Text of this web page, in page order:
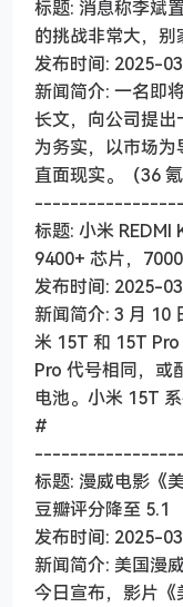
标题: 消息称李斌
的挑战非常大，
发布时间: 2025-
新闻简介: 一名即
长文，向公司提
为务实，以市场为
直面现实。（36 氪
标题: 小米 REDMI
9400+ 芯片，
发布时间: 2025-
新闻简介: 3 月 10
米 15T 和 15T
Pro 代号相同，或
电池。小米 15T
#
标题: 漫威电影《
豆瓣评分降至 5.1
发布时间: 2025-
新闻简介: 美国漫
今日宣布，影片《